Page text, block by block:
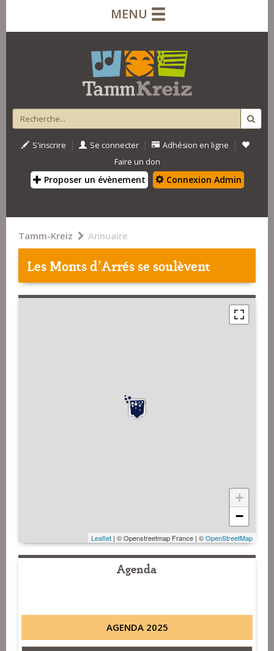
MENU
S'inscrire | Se connecter | Adhésion en ligne |
Faire un don
Proposer un évènement Connexion Admin
Tamm-Kreiz Annuaire
Les Monts d'Arrés se soulèvent
+
−
Leaflet | © Openstreetmap France | ©OpenStreetMap
Agenda
AGENDA 2025